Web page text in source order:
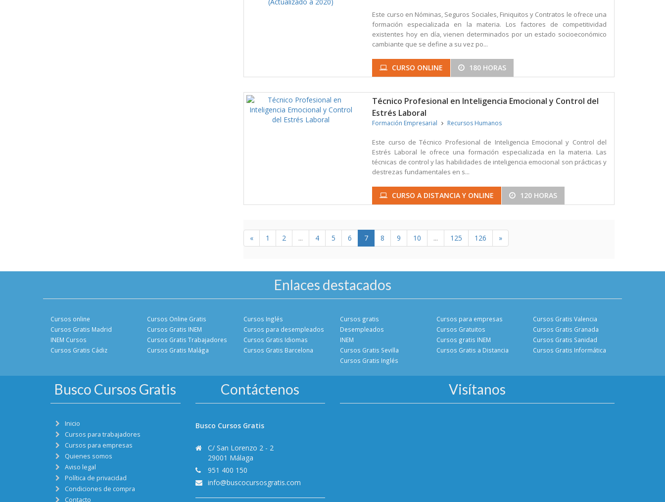
Este curso en Nóminas, Seguros Sociales, Finiquitos y Contratos le ofrece una
formación especializada en la materia. Los factores de competitividad
existentes hoy en día, vienen determinados por un estado socioeconómico
cambiante que se define a su vez po...
CURSO ONLINE 180 HORAS
Técnico Profesional en Inteligencia Emocional y Control del
Estrés Laboral
Formación Empresarial Recursos Humanos
Este curso de Técnico Profesional de Inteligencia Emocional y Control del
Estrés Laboral le ofrece una formación especializada en la materia. Las
técnicas de control y las habilidades de inteligencia emocional son prácticas y
destrezas fundamentales en s...
CURSO A DISTANCIA Y ONLINE 120 HORAS
« 1 2 ... 4 5 6 7 8 9 10 ... 125 126 »
Enlaces destacados
Cursos online
Cursos Gratis Madrid
INEM Cursos
Cursos Gratis Cádiz
Cursos Online Gratis
Cursos Gratis INEM
Cursos Gratis Trabajadores
Cursos Gratis Malága
Cursos Inglés
Cursos para desempleados
Cursos Gratis Idiomas
Cursos Gratis Barcelona
Cursos gratis
Desempleados
INEM
Cursos Gratis Sevilla
Cursos Gratis Inglés
Cursos para empresas
Cursos Gratuitos
Cursos gratis INEM
Cursos Gratis a Distancia
Cursos Gratis Valencia
Cursos Gratis Granada
Cursos Gratis Sanidad
Cursos Gratis Informática
Busco Cursos Gratis
Inicio
Cursos para trabajadores
Cursos para empresas
Quienes somos
Aviso legal
Política de privacidad
Condiciones de compra
Contacto
Contáctenos
Busco Cursos Gratis
C/ San Lorenzo 2 - 2
29001 Málaga
951 400 150
info@buscocursosgratis.com
Visítanos